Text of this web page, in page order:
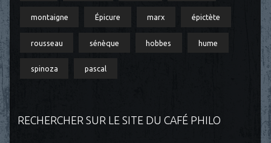
montaigne Épicure marx épictète
rousseau sénèque hobbes hume
spinoza pascal
RECHERCHER SUR LE SITE DU CAFÉ PHILO